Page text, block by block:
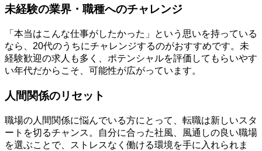
未経験の業界・職種へのチャレンジ
「本当はこんな仕事がしたかった」という思いを持っている
なら、20代のうちにチャレンジするのがおすすめです。未
経験歓迎の求人も多く、ポテンシャルを評価してもらいやす
い年代だからこそ、可能性が広がっています。
人間関係のリセット
職場の人間関係に悩んでいる方にとって、転職は新しいスタ
ートを切るチャンス。自分に合った社風、風通しの良い職場
を選ぶことで、ストレスなく働ける環境を手に入れられま